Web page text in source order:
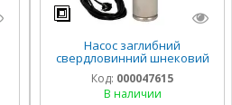
Насос заглибний
свердловинний шнековий
Vitals aqua 4DS 1260-0.75r
Код: 000047615
В наличии